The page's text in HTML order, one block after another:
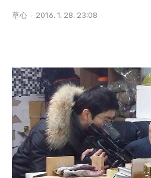
草心 2016. 1. 28. 23:08